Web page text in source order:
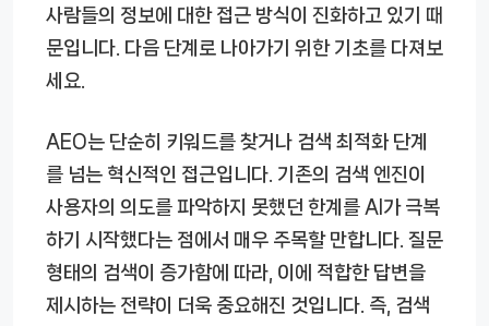
사람들의 정보에 대한 접근 방식이 진화하고 있기 때
문입니다. 다음 단계로 나아가기 위한 기초를 다져보
세요.
AEO는 단순히 키워드를 찾거나 검색 최적화 단계
를 넘는 혁신적인 접근입니다. 기존의 검색 엔진이
사용자의 의도를 파악하지 못했던 한계를 AI가 극복
하기 시작했다는 점에서 매우 주목할 만합니다. 질문
형태의 검색이 증가함에 따라, 이에 적합한 답변을
제시하는 전략이 더욱 중요해진 것입니다. 즉, 검색